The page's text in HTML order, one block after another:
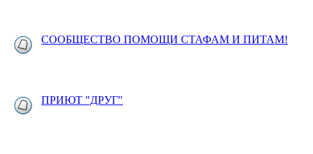
СООБЩЕСТВО ПОМОЩИ СТАФАМ И ПИТАМ!
ПРИЮТ "ДРУГ"